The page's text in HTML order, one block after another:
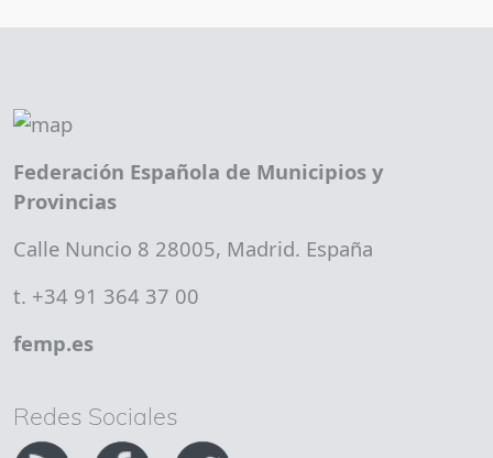
Federación Española de Municipios y
Provincias
Calle Nuncio 8 28005, Madrid. España
t. +34 91 364 37 00
femp.es
Redes Sociales